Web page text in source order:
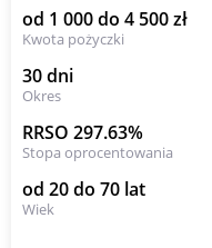
od 1 000 do 4 500 zł
Kwota pożyczki
30 dni
Okres
RRSO 297.63%
Stopa oprocentowania
od 20 do 70 lat
Wiek